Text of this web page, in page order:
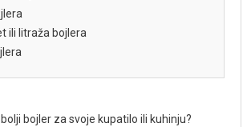
ili litraža bojlera
bojler za svoje kupatilo ili kuhinju?